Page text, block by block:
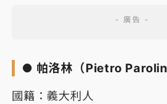
● 帕洛林（Pietro Parolin
國籍：義大利人